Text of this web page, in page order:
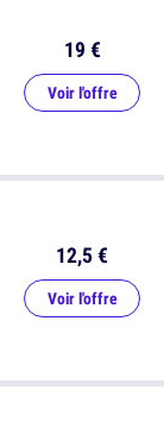
19 €
Voir l'offre
12,5 €
Voir l'offre